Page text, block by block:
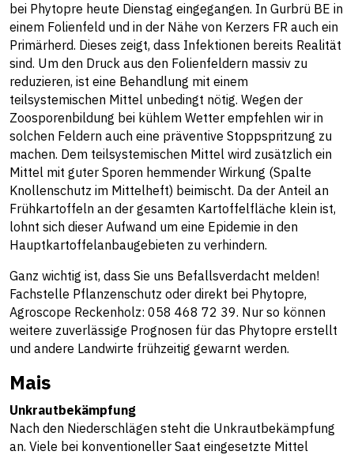
bei Phytopre heute Dienstag eingegangen. In Gurbrü BE in
einem Folienfeld und in der Nähe von Kerzers FR auch ein
Primärherd. Dieses zeigt, dass Infektionen bereits Realität
sind. Um den Druck aus den Folienfeldern massiv zu
reduzieren, ist eine Behandlung mit einem
teilsystemischen Mittel unbedingt nötig. Wegen der
Zoosporenbildung bei kühlem Wetter empfehlen wir in
solchen Feldern auch eine präventive Stoppspritzung zu
machen. Dem teilsystemischen Mittel wird zusätzlich ein
Mittel mit guter Sporen hemmender Wirkung (Spalte
Knollenschutz im Mittelheft) beimischt. Da der Anteil an
Frühkartoffeln an der gesamten Kartoffelfläche klein ist,
lohnt sich dieser Aufwand um eine Epidemie in den
Hauptkartoffelanbaugebieten zu verhindern.
Ganz wichtig ist, dass Sie uns Befallsverdacht melden!
Fachstelle Pflanzenschutz oder direkt bei Phytopre,
Agroscope Reckenholz: 058 468 72 39. Nur so können
weitere zuverlässige Prognosen für das Phytopre erstellt
und andere Landwirte frühzeitig gewarnt werden.
Mais
Unkrautbekämpfung
Nach den Niederschlägen steht die Unkrautbekämpfung
an. Viele bei konventioneller Saat eingesetzte Mittel